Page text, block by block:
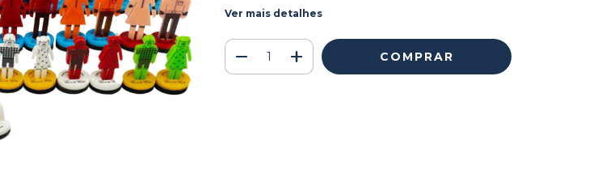
Ver mais detalhes